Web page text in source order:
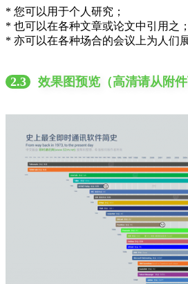
* 您可以用于个人研究；
* 也可以在各种文章或论文中引用之；
* 亦可以在各种场合的会议上为人们
2.3 效果图预览（高清请从附件